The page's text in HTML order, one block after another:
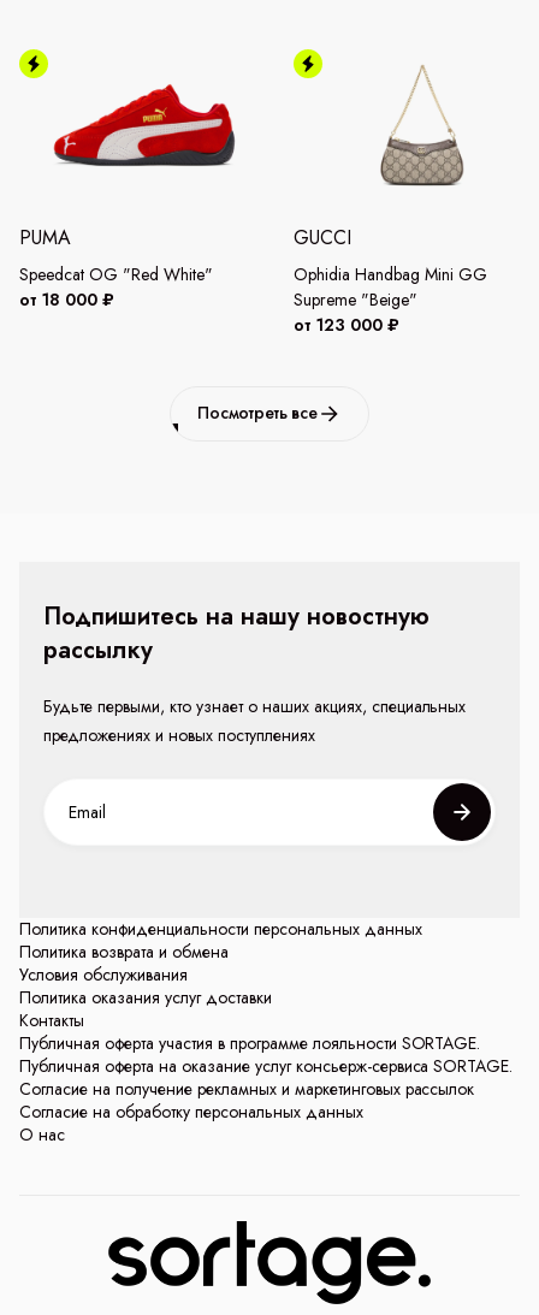
PUMA
Speedcat OG "Red White"
от 18 000 ₽
GUCCI
Ophidia Handbag Mini GG
Supreme "Beige"
от 123 000 ₽
Посмотреть все
Политика конфиденциальности персональных данных
Политика возврата и обмена
Условия обслуживания
Политика оказания услуг доставки
Контакты
Публичная оферта участия в программе лояльности SORTAGE.
Публичная оферта на оказание услуг консьерж-сервиса SORTAGE.
Согласие на получение рекламных и маркетинговых рассылок
Согласие на обработку персональных данных
О нас
Подпишитесь на нашу новостную
рассылку
Будьте первыми, кто узнает о наших акциях, специальных
предложениях и новых поступлениях